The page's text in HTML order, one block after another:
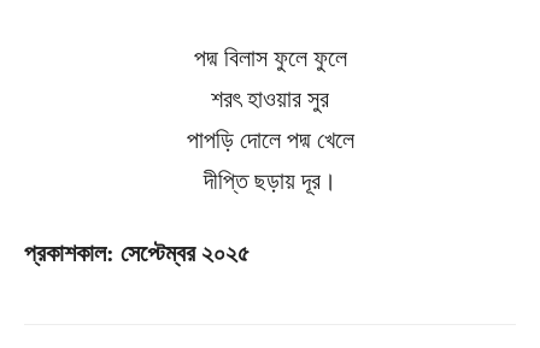
পদ্ম বিলাস ফুলে ফুলে
শরৎ হাওয়ার সুর
পাপড়ি দোলে পদ্ম খেলে
দীপ্তি ছড়ায় দূর।
প্রকাশকাল: সেপ্টেম্বর ২০২৫